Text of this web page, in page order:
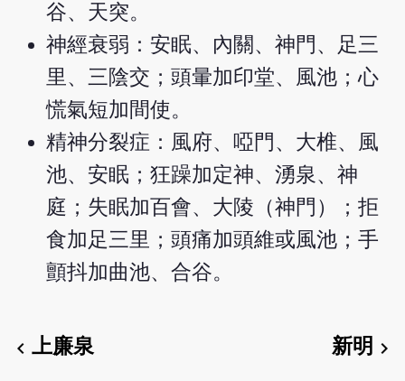
谷、天突。
神經衰弱：安眠、內關、神門、足三
里、三陰交；頭暈加印堂、風池；心
慌氣短加間使。
精神分裂症：風府、啞門、大椎、風
池、安眠；狂躁加定神、湧泉、神
庭；失眠加百會、大陵（神門）；拒
食加足三里；頭痛加頭維或風池；手
顫抖加曲池、合谷。
chevron_left上廉泉 新明 chevron_right